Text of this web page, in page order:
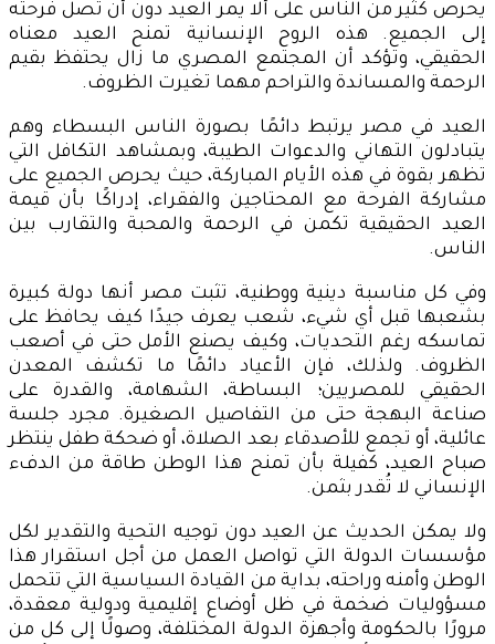
يحرص كثير من الناس على ألا يمر العيد دون أن تصل فرحته
إلى الجميع. هذه الروح الإنسانية تمنح العيد معناه
الحقيقي، وتؤكد أن المجتمع المصري ما زال يحتفظ بقيم
الرحمة والمساندة والتراحم مهما تغيرت الظروف.
العيد في مصر يرتبط دائمًا بصورة الناس البسطاء وهم
يتبادلون التهاني والدعوات الطيبة، وبمشاهد التكافل التي
تظهر بقوة في هذه الأيام المباركة، حيث يحرص الجميع على
مشاركة الفرحة مع المحتاجين والفقراء، إدراكًا بأن قيمة
العيد الحقيقية تكمن في الرحمة والمحبة والتقارب بين
الناس.
وفي كل مناسبة دينية ووطنية، تثبت مصر أنها دولة كبيرة
بشعبها قبل أي شيء، شعب يعرف جيدًا كيف يحافظ على
تماسكه رغم التحديات، وكيف يصنع الأمل حتى في أصعب
الظروف. ولذلك، فإن الأعياد دائمًا ما تكشف المعدن
الحقيقي للمصريين؛ البساطة، الشهامة، والقدرة على
صناعة البهجة حتى من التفاصيل الصغيرة. مجرد جلسة
عائلية، أو تجمع للأصدقاء بعد الصلاة، أو ضحكة طفل ينتظر
صباح العيد، كفيلة بأن تمنح هذا الوطن طاقة من الدفء
الإنساني لا تُقدر بثمن.
ولا يمكن الحديث عن العيد دون توجيه التحية والتقدير لكل
مؤسسات الدولة التي تواصل العمل من أجل استقرار هذا
الوطن وأمنه وراحته، بداية من القيادة السياسية التي تتحمل
مسؤوليات ضخمة في ظل أوضاع إقليمية ودولية معقدة،
مرورًا بالحكومة وأجهزة الدولة المختلفة، وصولًا إلى كل من